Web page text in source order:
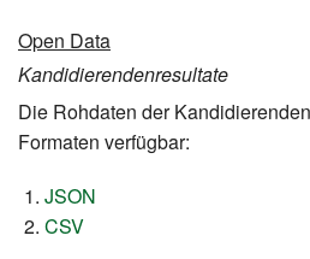
Open Data
Kandidierendenresultate
Die Rohdaten der
Formaten verfügbar:
JSON
CSV